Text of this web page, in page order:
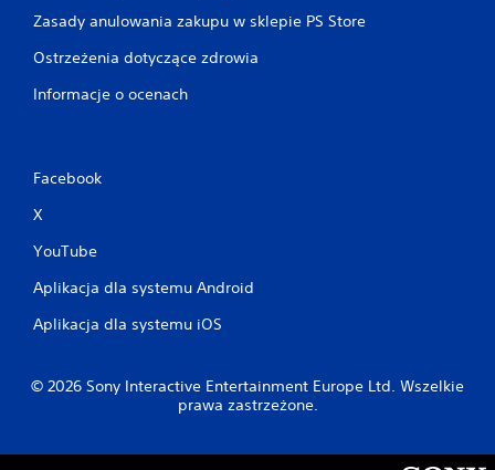
Zasady anulowania zakupu w sklepie PS Store
Ostrzeżenia dotyczące zdrowia
Informacje o ocenach
Facebook
X
YouTube
Aplikacja dla systemu Android
Aplikacja dla systemu iOS
© 2026 Sony Interactive Entertainment Europe Ltd. Wszelkie
prawa zastrzeżone.